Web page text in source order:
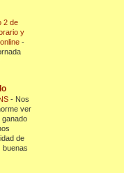
2 de
y
-
- Nos
ver
ganado
de
buenas